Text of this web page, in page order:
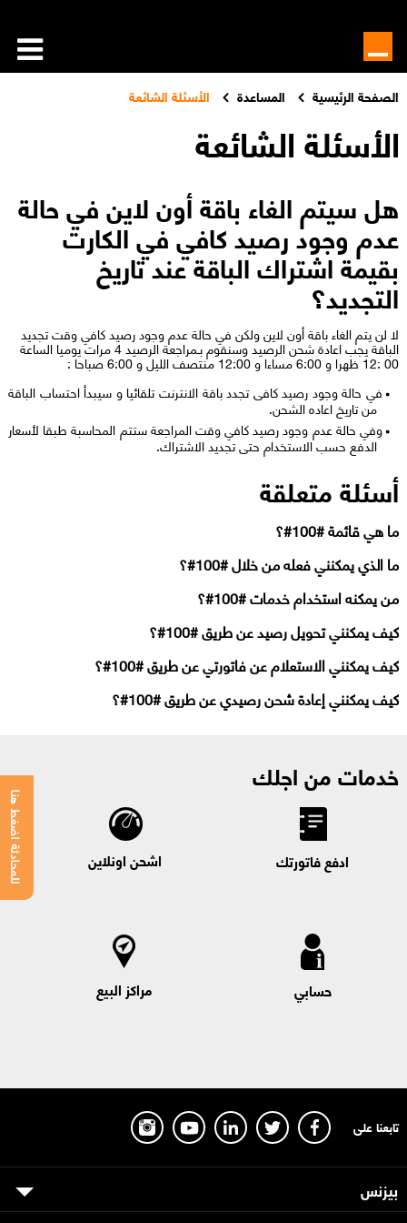
الصفحة الرئيسية المساعدة الأسئلة الشائعة
الأسئلة الشائعة
هل سيتم الغاء باقة أون لاين في حالة
عدم وجود رصيد كافي في الكارت
بقيمة اشتراك الباقة عند تاريخ
التجديد؟
لا لن يتم الغاء باقة أون لاين ولكن في حالة عدم وجود رصيد كافي وقت تجديد
الباقة يجب اعادة شحن الرصيد وسنقوم بـمراجعة الرصيد 4 مرات يوميا الساعة
00 :12 ظهرا و 6:00 مساءا و 12:00 منتصف الليل و 6:00 صباحا :
في حالة وجود رصيد كافى تجدد باقة الانترنت تلقائيا و سيبدأ احتساب الباقة
من تاريخ اعاده الشحن.
وفي حالة عدم وجود رصيد كافي وقت المراجعة ستتم المحاسبة طبقا لأسعار
الدفع حسب الاستخدام حتى تجديد الاشتراك.​​
أسئلة متعلقة
ما هي قائمة #100#؟
ما الذي يمكنني فعله من خلال #100#؟
من يمكنه استخدام خدمات #100#؟
كيف يمكنني تحويل رصيد عن طريق #100#؟
كيف يمكنني الاستعلام عن فاتورتي عن طريق #100#؟
كيف يمكنني إعادة شحن رصيدي عن طريق #100#؟
خدمات من اجلك
ادفع فاتورتك اشحن اونلاين
حسابي مراكز البيع
للمحادثة اضغط هنا
تابعنا على
بيزنس